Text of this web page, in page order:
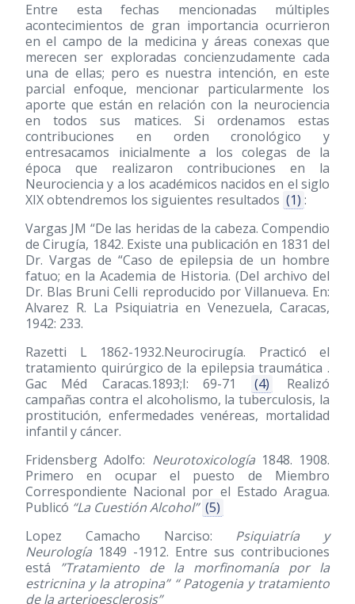
Entre esta fechas mencionadas múltiples
acontecimientos de gran importancia ocurrieron
en el campo de la medicina y áreas conexas que
merecen ser exploradas concienzudamente cada
una de ellas; pero es nuestra intención, en este
parcial enfoque, mencionar particularmente los
aporte que están en relación con la neurociencia
en todos sus matices. Si ordenamos estas
contribuciones en orden cronológico y
entresacamos inicialmente a los colegas de la
época que realizaron contribuciones en la
Neurociencia y a los académicos nacidos en el siglo
XIX obtendremos los siguientes resultados (1) :
Vargas JM “De las heridas de la cabeza. Compendio
de Cirugía, 1842. Existe una publicación en 1831 del
Dr. Vargas de “Caso de epilepsia de un hombre
fatuo; en la Academia de Historia. (Del archivo del
Dr. Blas Bruni Celli reproducido por Villanueva. En:
Alvarez R. La Psiquiatria en Venezuela, Caracas,
1942: 233.
Razetti L 1862-1932.Neurocirugía. Practicó el
tratamiento quirúrgico de la epilepsia traumática .
Gac Méd Caracas.1893;I: 69-71
(4)
Realizó
campañas contra el alcoholismo, la tuberculosis, la
prostitución, enfermedades venéreas, mortalidad
infantil y cáncer.
Fridensberg Adolfo: Neurotoxicología1848. 1908.
Primero en ocupar el puesto de Miembro
Correspondiente Nacional por el Estado Aragua.
Publicó “La Cuestión Alcohol” (5)
Lopez Camacho Narciso: Psiquiatría y
Neurología 1849 -1912. Entre sus contribuciones
está ”Tratamiento de la morfinomanía por la
estricnina y la atropina” “ Patogenia y tratamiento
de la arterioesclerosis”